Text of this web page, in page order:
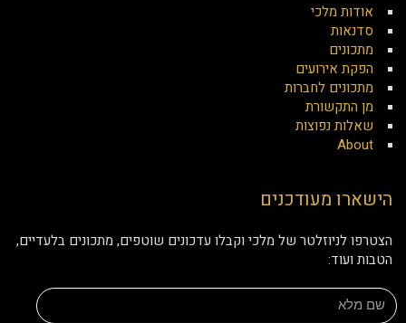
אודות מלכי
סדנאות
מתכונים
הפקת אירועים
מתכונים לחברות
מן התקשורת
שאלות נפוצות
About
הישארו מעודכנים
הצטרפו לניוזלטר של מלכי וקבלו עדכונים שוטפים, מתכונים בלעדיים,
הטבות ועוד: